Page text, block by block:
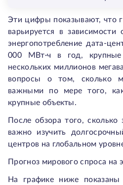
Эти цифры показывают, что
варьируется в
энергопотребление дата-
000 МВт·ч в год,
нескольких миллионов
вопросы о том, сколько
важными по мере того,
крупные объекты.
После обзора того,
важно изучить
центров на глобальном
Прогноз мирового спроса на
На графике ниже показаны